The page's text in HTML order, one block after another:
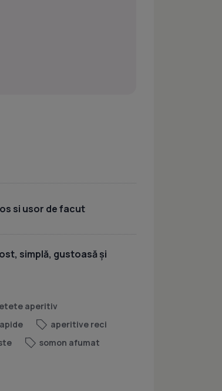
si usor de facut
simplă, gustoasă și
aperitiv
aperitive reci
somon afumat